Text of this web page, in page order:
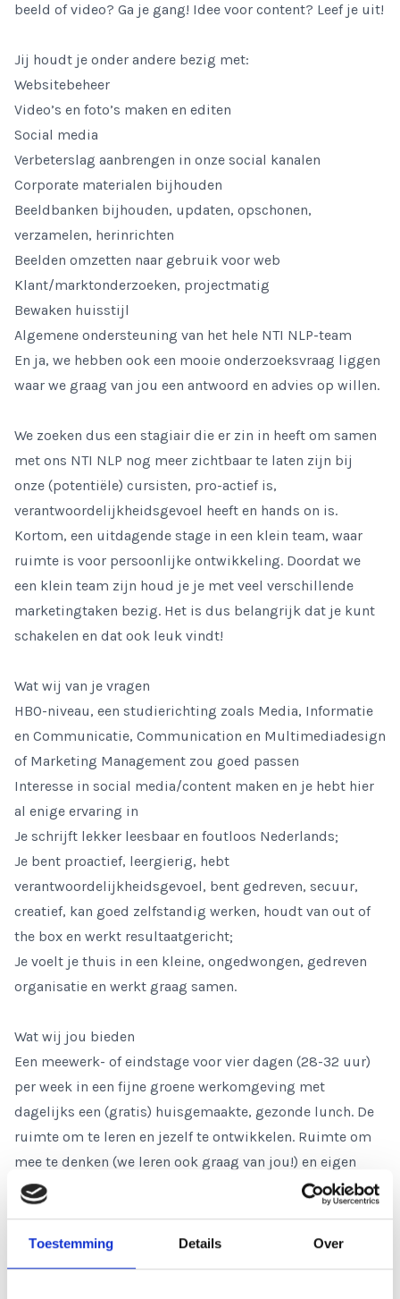
Toestemming Details Over
beeld of video? Ga je gang! Idee voor content? Leef je uit!
Jij houdt je onder andere bezig met:
Websitebeheer
Video’s en foto’s maken en editen
Social media
Verbeterslag aanbrengen in onze social kanalen
Corporate materialen bijhouden
Beeldbanken bijhouden, updaten, opschonen,
verzamelen, herinrichten
Beelden omzetten naar gebruik voor web
Klant/marktonderzoeken, projectmatig
Bewaken huisstijl
Algemene ondersteuning van het hele NTI NLP-team
En ja, we hebben ook een mooie onderzoeksvraag liggen
waar we graag van jou een antwoord en advies op willen.
We zoeken dus een stagiair die er zin in heeft om samen
met ons NTI NLP nog meer zichtbaar te laten zijn bij
onze (potentiële) cursisten, pro-actief is,
verantwoordelijkheidsgevoel heeft en hands on is.
Kortom, een uitdagende stage in een klein team, waar
ruimte is voor persoonlijke ontwikkeling. Doordat we
een klein team zijn houd je je met veel verschillende
marketingtaken bezig. Het is dus belangrijk dat je kunt
schakelen en dat ook leuk vindt!
Wat wij van je vragen
HBO-niveau, een studierichting zoals Media, Informatie
en Communicatie, Communication en Multimediadesign
of Marketing Management zou goed passen
Interesse in social media/content maken en je hebt hier
al enige ervaring in
Je schrijft lekker leesbaar en foutloos Nederlands;
Je bent proactief, leergierig, hebt
verantwoordelijkheidsgevoel, bent gedreven, secuur,
creatief, kan goed zelfstandig werken, houdt van out of
the box en werkt resultaatgericht;
Je voelt je thuis in een kleine, ongedwongen, gedreven
organisatie en werkt graag samen.
Wat wij jou bieden
Een meewerk- of eindstage voor vier dagen (28-32 uur)
per week in een fijne groene werkomgeving met
dagelijks een (gratis) huisgemaakte, gezonde lunch. De
ruimte om te leren en jezelf te ontwikkelen. Ruimte om
mee te denken (we leren ook graag van jou!) en eigen
inbreng. Dit alles bij een organisatie die erin gelooft dat
deze huidige tijd en een veranderende wereld vragen om
een nieuwe benadering. In NTI NLP staan wij met elkaar